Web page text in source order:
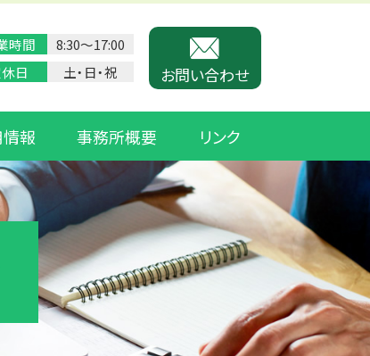
時間
8:30〜17:00
日
土・日・祝 お問い合わせ
報 事務所概要 リンク